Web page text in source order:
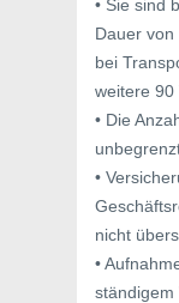
• Sie sind
Dauer
bei
weitere 90
• Die
•
nicht
•
ständigem